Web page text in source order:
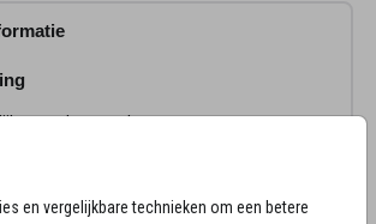
en vergelijkbare technieken om een betere
rouwkaart maken voor een
Kies dit moderne ontwerp met